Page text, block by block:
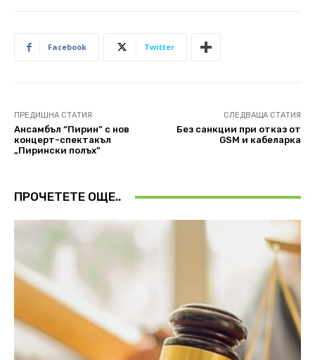
Facebook Twitter
ПРЕДИШНА СТАТИЯ
Ансамбъл “Пирин” с нов
концерт-спектакъл
„Пирински полъх”
СЛЕДВАЩА СТАТИЯ
Без санкции при отказ от
GSM и кабеларка
ПРОЧЕТЕТЕ ОЩЕ..